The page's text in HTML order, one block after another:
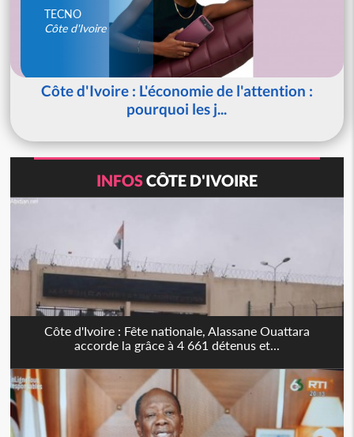
TECNO
Côte d'Ivoire
Côte d'Ivoire : L'économie de l'attention :
pourquoi les j...
INFOSCÔTE D'IVOIRE
Côte d'Ivoire : Fête nationale, Alassane Ouattara
accorde la grâce à 4 661 détenus et...